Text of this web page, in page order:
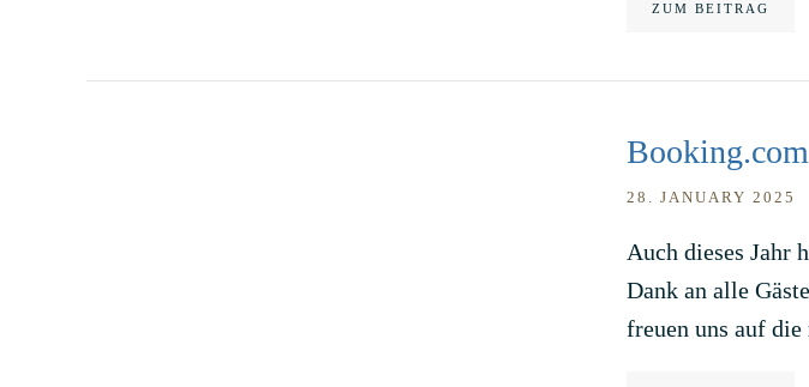
ZUM BEITRAG
28. JANUARY 2025
Auch dieses Jahr
Dank an alle
freuen uns auf